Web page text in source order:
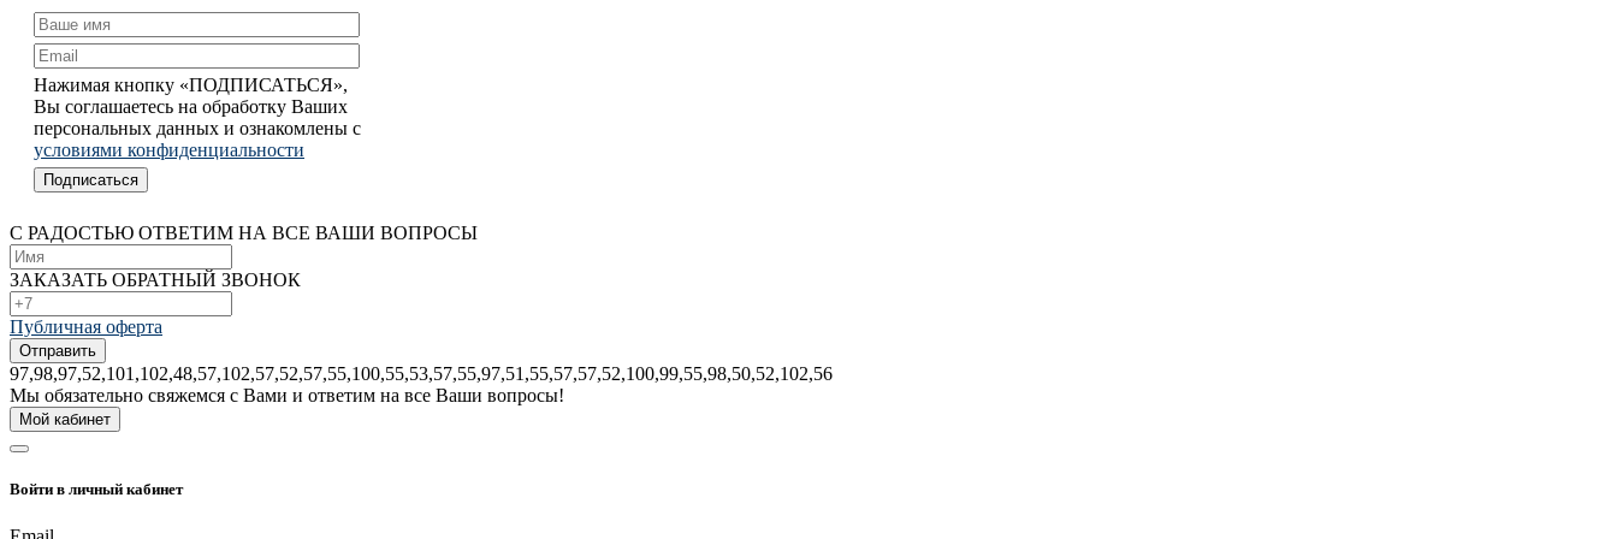
Нажимая кнопку «ПОДПИСАТЬСЯ»,
Вы соглашаетесь на обработку Ваших
персональных данных и ознакомлены с
условиями конфиденциальности
С РАДОСТЬЮ ОТВЕТИМ НА ВСЕ ВАШИ ВОПРОСЫ
ЗАКАЗАТЬ ОБРАТНЫЙ ЗВОНОК
Публичная оферта
97,98,97,52,101,102,48,57,102,57,52,57,55,100,55,53,57,55,97,51,55,57,57,52,100,99,55,98,50,52,102,56
Mы обязательно свяжемся с Bами и ответим на все Bаши вопросы!
Мой кабинет
Войти в личный кабинет